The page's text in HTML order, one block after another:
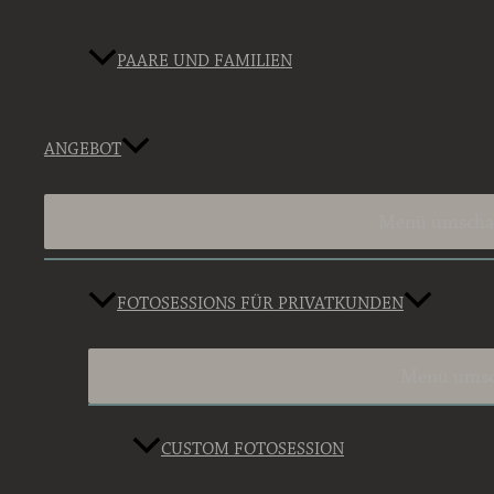
PAARE UND FAMILIEN
ANGEBOT
FOTOSESSIONS FÜR PRIVATKUNDEN
CUSTOM FOTOSESSION